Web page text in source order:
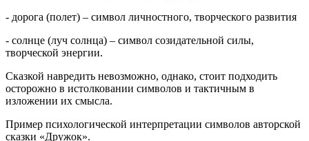
- дорога (полет) – символ личностного, творческого развития
- солнце (луч солнца) – символ созидательной силы,
творческой энергии.
Сказкой навредить невозможно, однако, стоит подходить
осторожно в истолковании символов и тактичным в
изложении их смысла.
Пример психологической интерпретации символов авторской
сказки «Дружок».